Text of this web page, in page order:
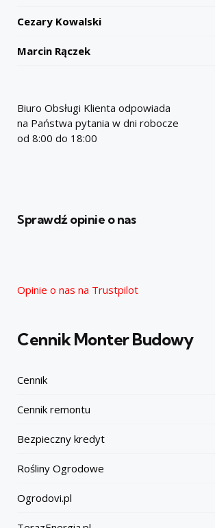
Cezary Kowalski
Marcin Rączek
Biuro Obsługi Klienta odpowiada
na Państwa pytania w dni robocze
od 8:00 do 18:00
Sprawdź opinie o nas
Opinie o nas na Trustpilot
Cennik Monter Budowy
Cennik
Cennik remontu
Bezpieczny kredyt
Rośliny Ogrodowe
Ogrodovi.pl